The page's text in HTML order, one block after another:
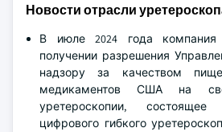
Новости отрасли
В июле 2024 года
получении разрешения
надзору за качеством
медикаментов США на
уретероскопии,
цифрового гибкого